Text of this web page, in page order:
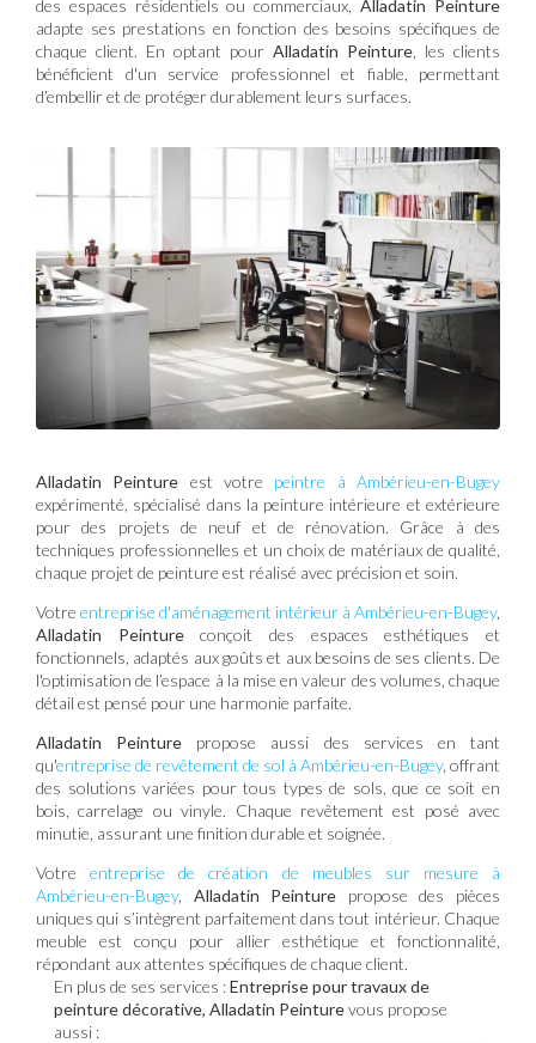
des espaces résidentiels ou commerciaux, Alladatin Peinture
adapte ses prestations en fonction des besoins spécifiques de
chaque client. En optant pour Alladatin Peinture , les clients
bénéficient d'un service professionnel et fiable, permettant
d’embellir et de protéger durablement leurs surfaces.
Alladatin Peinture est votre peintre à Ambérieu-en-Bugey
expérimenté, spécialisé dans la peinture intérieure et extérieure
pour des projets de neuf et de rénovation. Grâce à des
techniques professionnelles et un choix de matériaux de qualité,
chaque projet de peinture est réalisé avec précision et soin.
Votre entreprise d'aménagement intérieur à Ambérieu-en-Bugey,
Alladatin Peintureconçoit des espaces esthétiques et
fonctionnels, adaptés aux goûts et aux besoins de ses clients. De
l'optimisation de l’espace à la mise en valeur des volumes, chaque
détail est pensé pour une harmonie parfaite.
Alladatin Peinture propose aussi des services en tant
qu'entreprise de revêtement de sol à Ambérieu-en-Bugey, offrant
des solutions variées pour tous types de sols, que ce soit en
bois, carrelage ou vinyle. Chaque revêtement est posé avec
minutie, assurant une finition durable et soignée.
Votreentreprise de création de meubles sur mesure à
Ambérieu-en-Bugey, Alladatin Peinture propose des pièces
uniques qui s’intègrent parfaitement dans tout intérieur. Chaque
meuble est conçu pour allier esthétique et fonctionnalité,
répondant aux attentes spécifiques de chaque client.
En plus de ses services :Entreprise pour travaux de
peinture décorative, Alladatin Peinturevous propose
aussi :